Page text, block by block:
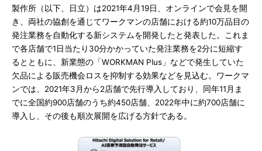
製作所（以下、日立）は2021年4月19日、オンラインで会見を開
き、両社の協創を通じてワークマンの店舗における約10万品目の
発注業務を自動化する新システムを開発したと発表した。これま
で各店舗で1日当たり30分かかっていた発注業務を2分に短縮す
るとともに、新業態の「WORKMAN Plus」などで発生していた
欠品による販売機会ロスを抑制する効果などを見込む。ワークマ
ンでは、2021年3月から2店舗で先行導入しており、同年11月ま
でに全国約900店舗のうち約450店舗、2022年中に約700店舗に
導入し、その後も順次展開を広げる方針である。